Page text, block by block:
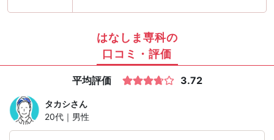
はなしま専科の
口コミ・評価
平均評価 3.72
タカシさん
20代｜男性